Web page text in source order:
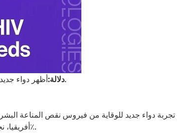
دلالة:أظهر دواء جديد تمامًا فعالية ممتازة في الوقاية من الإصابة بفيروس نقص المناعة البشرية ولا يتطلب سوى الحقن مرتين في السنة.
عن نتائج تجربة دواء جديد للوقاية من فيروس نقص
أفريقيا، نجح في حماية أكثر من 5000 امرأة وفتاة من الإصابة بفيروس نقص المناعة البشرية، مع معدل فعالية يصل إلى 100٪.